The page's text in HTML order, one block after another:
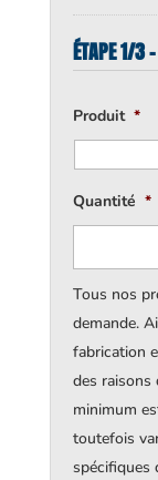
ÉTAPE 1/3
Produit *
Quantité *
Tous nos
demande.
fabrication
des raisons
minimum
toutefois
spécifiques